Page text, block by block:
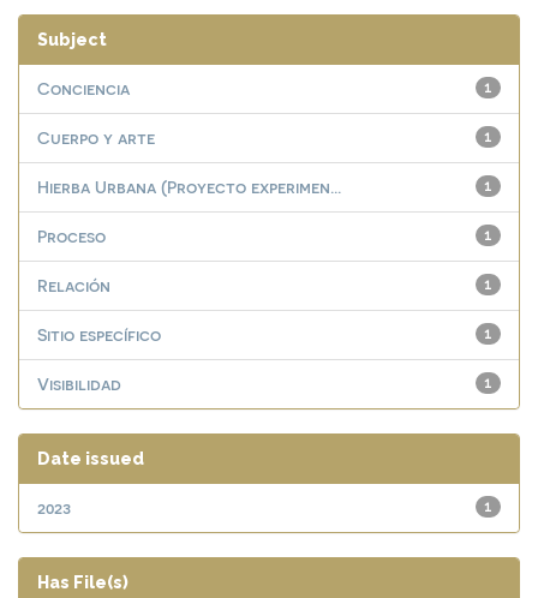
Subject
1
Conciencia
1
Cuerpo y arte
1
Hierba Urbana (Proyecto experimen...
1
Proceso
1
Relación
1
Sitio específico
1
Visibilidad
Date issued
1
2023
Has File(s)